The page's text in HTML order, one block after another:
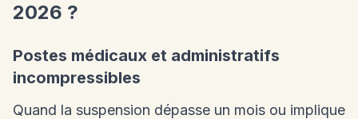
2026 ?
Postes médicaux et administratifs
incompressibles
Quand la suspension dépasse un mois ou implique